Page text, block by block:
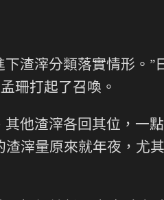
下渣滓分類落實情形。”
珊打起了召喚。
其他渣滓各回其位，一
渣滓量原來就年夜，尤